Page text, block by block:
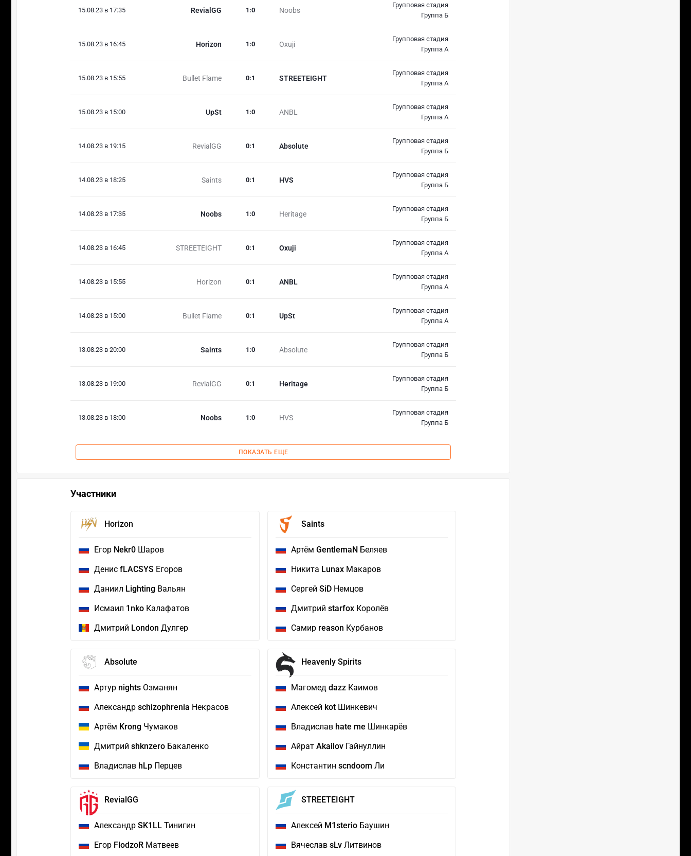
15.08.23 в 17:35 RevialGG Noobs
1 :0
Групповая стадия
Группа Б
15.08.23 в 16:45 Horizon Oxuji
1 :0
Групповая стадия
Группа А
15.08.23 в 15:55 Bullet Flame STREETEIGHT
0:1
Групповая стадия
Группа А
15.08.23 в 15:00 UpSt ANBL
1 :0
Групповая стадия
Группа А
14.08.23 в 19:15 RevialGG Absolute
0:1
Групповая стадия
Группа Б
14.08.23 в 18:25 Saints HVS
0:1
Групповая стадия
Группа Б
14.08.23 в 17:35 Noobs Heritage
1 :0
Групповая стадия
Группа Б
14.08.23 в 16:45 STREETEIGHT Oxuji
0:1
Групповая стадия
Группа А
14.08.23 в 15:55 Horizon ANBL
0:1
Групповая стадия
Группа А
14.08.23 в 15:00 Bullet Flame UpSt
0:1
Групповая стадия
Группа А
13.08.23 в 20:00 Saints Absolute
1 :0
Групповая стадия
Группа Б
13.08.23 в 19:00 RevialGG Heritage
0:1
Групповая стадия
Группа Б
13.08.23 в 18:00 Noobs HVS
1 :0
Групповая стадия
Группа Б
ПОКАЗАТЬ ЕЩЕ
Участники
Horizon
Егор Nekr0 Шаров
Денис fLACSYS Егоров
Даниил Lighting Вальян
Исмаил 1nko Калафатов
Дмитрий London Дулгер
Saints
Артём GentlemaNБеляев
Никита LunaxМакаров
Сергей SiDНемцов
Дмитрий starfoxКоролёв
Самир reason Курбанов
Absolute
Артур nights Озманян
Александр schizophrenia Некрасов
Артём Krong Чумаков
Дмитрий shknzero Бакаленко
Владислав hLp Перцев
Heavenly Spirits
Магомед dazzКаимов
Алексей kotШинкевич
Владислав hate me Шинкарëв
Айрат AkailovГайнуллин
Константин scndoom Ли
RevialGG
Александр SK1LL Тинигин
Егор FlodzoR Матвеев
STREETEIGHT
Алексей M1sterioБаушин
Вячеслав sLvЛитвинов